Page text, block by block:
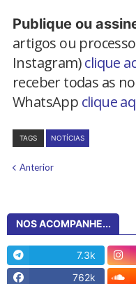
Publique ou
artigos ou
Instagram)clique
receber todas as
WhatsApp clique
TAGS NOTÍCIAS
Anterior
NOS ACOMPANHE...
7.3k
762k